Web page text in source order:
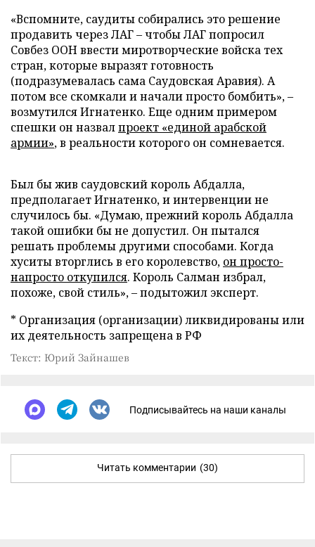
«Вспомните, саудиты собирались это решение
продавить через ЛАГ–чтобы ЛАГ попросил
Совбез ООН ввести миротворческие войска тех
стран, которые выразят готовность
(подразумевалась сама Саудовская Аравия). А
потом все скомкали и начали просто бомбить», –
возмутился Игнатенко. Еще одним примером
спешки он назвалпроект «единой арабской
армии», в реальности которого он сомневается.
Был бы жив саудовский король Абдалла,
предполагает Игнатенко, и интервенции не
случилось бы. «Думаю, прежний король Абдалла
такой ошибки бы не допустил. Он пытался
решать проблемы другими способами. Когда
хуситы вторглись в его королевство, он просто-
напросто откупился. Король Салман избрал,
похоже, свой стиль», – подытожил эксперт.
* Организация (организации) ликвидированы или
их деятельность запрещена в РФ
Текст: Юрий Зайнашев
Подписывайтесь на наши каналы
Читать комментарии (30)